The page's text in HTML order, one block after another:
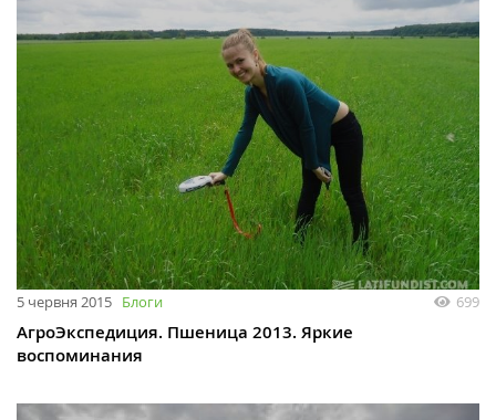
5 червня 2015 Блоги 699
АгроЭкспедиция. Пшеница 2013. Яркие
воспоминания